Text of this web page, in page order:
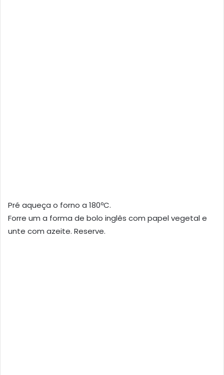
Pré aqueça o forno a 180ºC.
Forre um a forma de bolo inglês com papel vegetal e
unte com azeite. Reserve.